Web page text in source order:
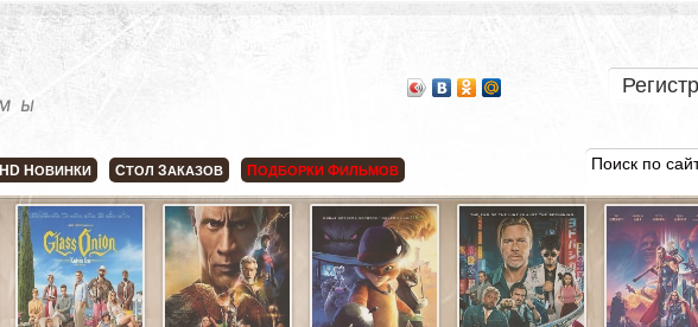
HD НОВИНКИ СТОЛ ЗАКАЗОВ ПОДБОРКИ ФИЛЬМОВ